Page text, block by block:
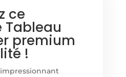
ce
Tableau
premium
!